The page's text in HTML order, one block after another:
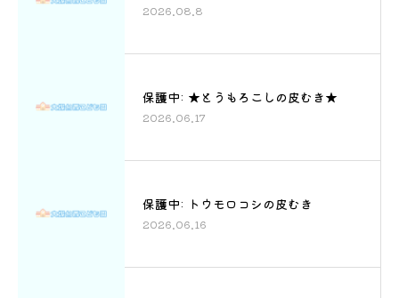
2026.08.8
保護中: ★とうもろこしの皮むき★
2026.06.17
保護中: トウモロコシの皮むき
2026.06.16